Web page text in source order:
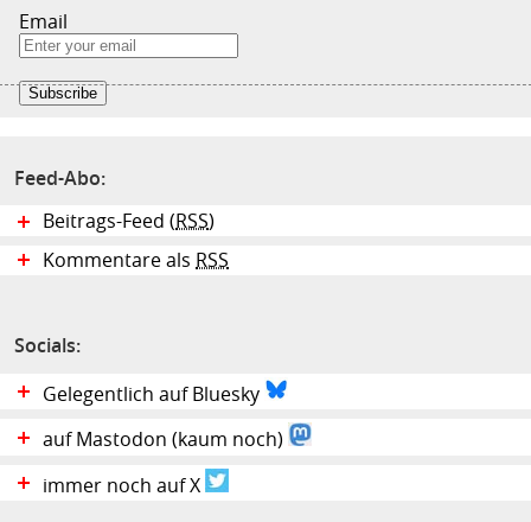
Email
Feed-Abo:
Beitrags-Feed (RSS)
Kommentare als RSS
Socials:
Gelegentlich auf Bluesky
auf Mastodon (kaum noch)
immer noch auf X